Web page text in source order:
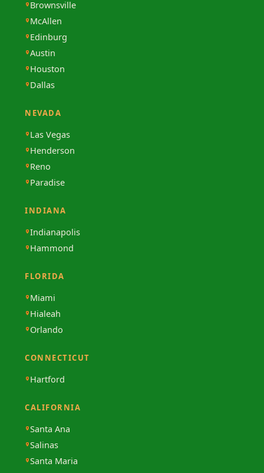
Brownsville
McAllen
Edinburg
Austin
Houston
Dallas
NEVADA
Las Vegas
Henderson
Reno
Paradise
INDIANA
Indianapolis
Hammond
FLORIDA
Miami
Hialeah
Orlando
CONNECTICUT
Hartford
CALIFORNIA
Santa Ana
Salinas
Santa Maria